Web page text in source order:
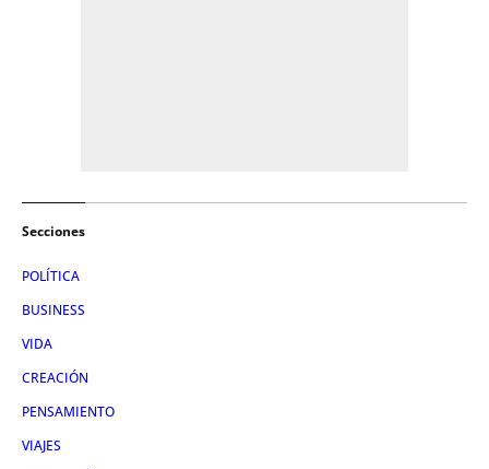
Secciones
POLÍTICA
BUSINESS
VIDA
CREACIÓN
PENSAMIENTO
VIAJES